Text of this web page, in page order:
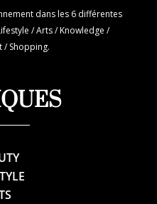
dans les 6 différentes
/ Arts / Knowledge /
/ Shopping.